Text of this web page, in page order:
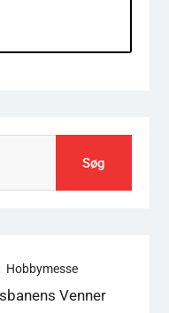
Hobbymesse
Venner